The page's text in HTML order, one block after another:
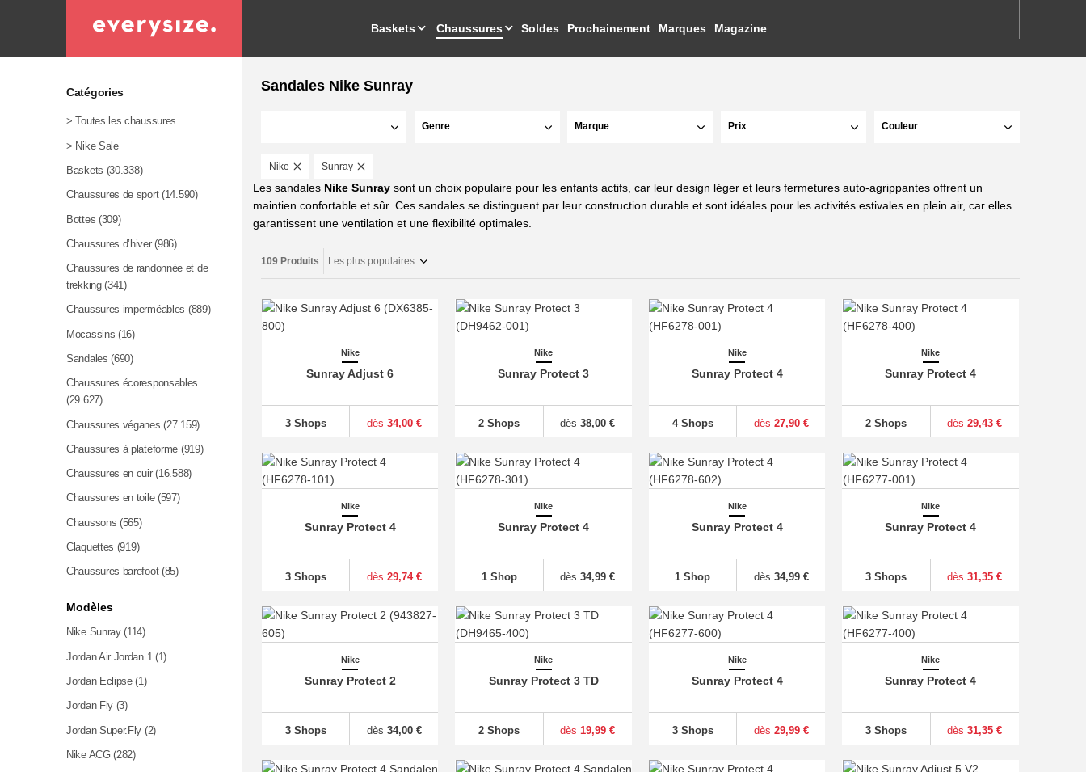
Baskets Chaussures Soldes Prochainement Marques Magazine
Catégories
> Toutes les chaussures
> Nike Sale
Baskets (30.338)
Chaussures de sport(14.590)
Bottes (309)
Chaussures d’hiver(986)
Chaussures de randonnée et de
trekking(341)
Chaussures imperméables (889)
Mocassins (16)
Sandales (690)
Chaussures écoresponsables
(29.627)
Chaussures véganes (27.159)
Chaussures à plateforme (919)
Chaussures en cuir(16.588)
Chaussures en toile(597)
Chaussons (565)
Claquettes (919)
Chaussures barefoot(85)
Modèles
Nike Sunray (114)
Jordan Air Jordan 1 (1)
Jordan Eclipse (1)
Jordan Fly (3)
Jordan Super.Fly (2)
Nike ACG(282)
Sandales Nike Sunray
Genre Marque Prix Couleur
Nike Sunray
Les sandales Nike Sunray sont un choix populaire pour les enfants actifs, car leur design léger et leurs fermetures auto-agrippantes offrent un
maintien confortable et sûr. Ces sandales se distinguent par leur construction durable et sont idéales pour les activités estivales en plein air, car elles
garantissent une ventilation et une flexibilité optimales.
109 Produits Les plus populaires
Nike
Sunray Adjust 6
3 Shops dès 34,00 €
Nike
Sunray Protect 3
2 Shops dès 38,00 €
Nike
Sunray Protect 4
4 Shops dès 27,90 €
Nike
Sunray Protect 4
2 Shops dès 29,43 €
Nike
Sunray Protect 4
3 Shops dès 29,74 €
Nike
Sunray Protect 4
1 Shop dès 34,99 €
Nike
Sunray Protect 4
1 Shop dès 34,99 €
Nike
Sunray Protect 4
3 Shops dès 31,35 €
Nike
Sunray Protect 2
3 Shops dès 34,00 €
Nike
Sunray Protect 3 TD
2 Shops dès 19,99 €
Nike
Sunray Protect 4
3 Shops dès 29,99 €
Nike
Sunray Protect 4
3 Shops dès 31,35 €